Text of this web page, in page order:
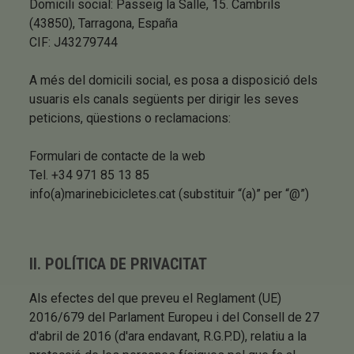
Domicili social: Passeig la Salle, 15. Cambrils
(43850), Tarragona, España
CIF: J43279744
A més del domicili social, es posa a disposició dels
usuaris els canals següents per dirigir les seves
peticions, qüestions o reclamacions:
Formulari de contacte de la web
Tel. +34 971 85 13 85
info(a)marinebicicletes.cat (substituir “(a)” per “@”)
II. POLÍTICA DE PRIVACITAT
Als efectes del que preveu el Reglament (UE)
2016/679 del Parlament Europeu i del Consell de 27
d'abril de 2016 (d'ara endavant, R.G.P.D), relatiu a la